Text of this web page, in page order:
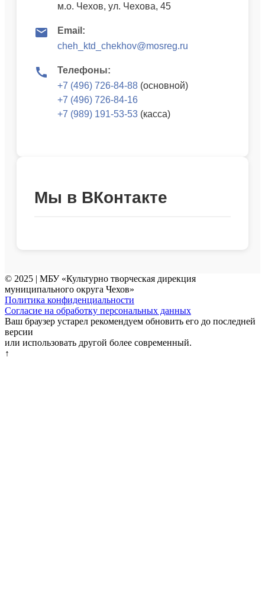
м.о. Чехов, ул. Чехова, 45
Email:
cheh_ktd_chekhov@mosreg.ru
Телефоны:
+7 (496) 726-84-88 (основной)
+7 (496) 726-84-16
+7 (989) 191-53-53 (касса)
Мы в ВКонтакте
© 2025 | МБУ «Культурно творческая дирекция
муниципального округа Чехов»
Политика конфиденциальности
Согласие на обработку персональных данных
Ваш браузер устарел рекомендуем обновить его до последней
версии
или использовать другой более современный.
↑